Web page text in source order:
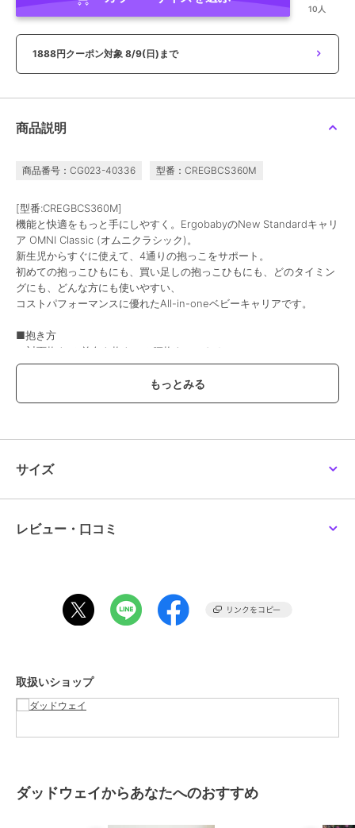
10人
1888円クーポン対象 8/9(日)まで
商品説明
商品番号：CG023-40336 型番：CREGBCS360M
[型番:CREGBCS360M]
機能と快適をもっと手にしやすく。ErgobabyのNew Standardキャリ
ア OMNI Classic (オムニクラシック)。
新生児からすぐに使えて、4通りの抱っこをサポート。
初めての抱っこひもにも、買い足しの抱っこひもにも、どのタイミン
グにも、どんな方にも使いやすい、
コストパフォーマンスに優れたAll-in-oneベビーキャリアです。
■抱き方
１対面抱き ２前向き抱き ３腰抱き ４おんぶ
対面抱き：0カ月から48カ月（体重20.4kg)まで
前向き抱き：5カ月から24カ月(体重13.6g）まで
ウエストサイズ 約60cmから132cm
ユーザー登録で2年間に延長。
ブランド ダッドウェイ
サイズ
レビュー・口コミ
取扱いショップ
ダッドウェイからあなたへのおすすめ